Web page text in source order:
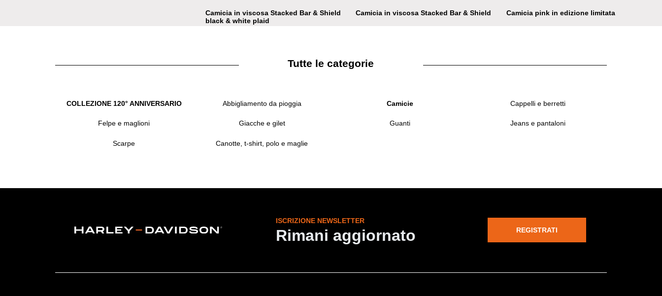
Camicia in viscosa Stacked Bar & Shield
black & white plaid
Camicia in viscosa Stacked Bar & Shield Camicia pink in edizione limitata
Tutte le categorie
COLLEZIONE 120° ANNIVERSARIO Abbigliamento da pioggia Camicie Cappelli e berretti
Felpe e maglioni Giacche e gilet Guanti Jeans e pantaloni
Scarpe Canotte, t-shirt, polo e maglie
ISCRIZIONE NEWSLETTER
Rimani aggiornato REGISTRATI